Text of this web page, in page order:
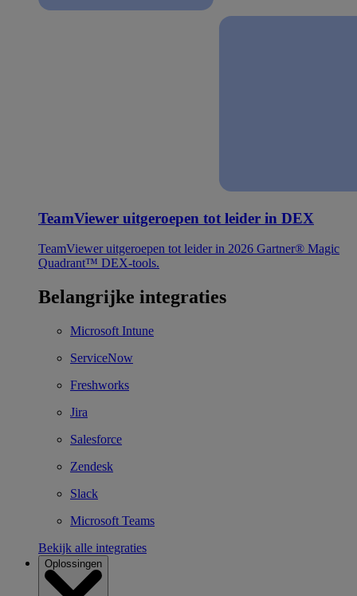
TeamViewer uitgeroepen tot leider in DEX
TeamViewer uitgeroepen tot leider in 2026 Gartner® Magic
Quadrant™ DEX-tools.
Belangrijke integraties
Microsoft Intune
ServiceNow
Freshworks
Jira
Salesforce
Zendesk
Slack
Microsoft Teams
Bekijk alle integraties
Oplossingen